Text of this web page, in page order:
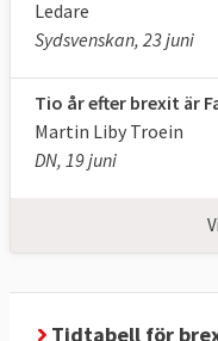
maj 2017
förhandlingarna.
Om övriga EU-
helst att
men det är upp
lämna EU om
2. Vad vill
Ledare
Sydsvenskan, 23 juni
Tio år efter brexit är
Martin Liby Troein
DN, 19 juni
Tidtabell för